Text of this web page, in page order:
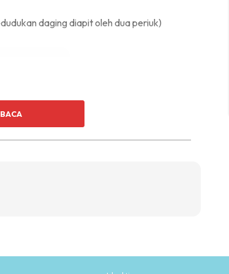
daging diapit oleh dua periuk)
Masa yang diambil bergantung kepada